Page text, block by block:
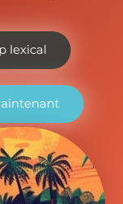
lexical